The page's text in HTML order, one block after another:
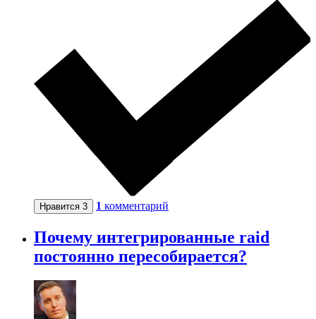
Нравится 3 1 комментарий
Почему интегрированные raid
постоянно пересобирается?